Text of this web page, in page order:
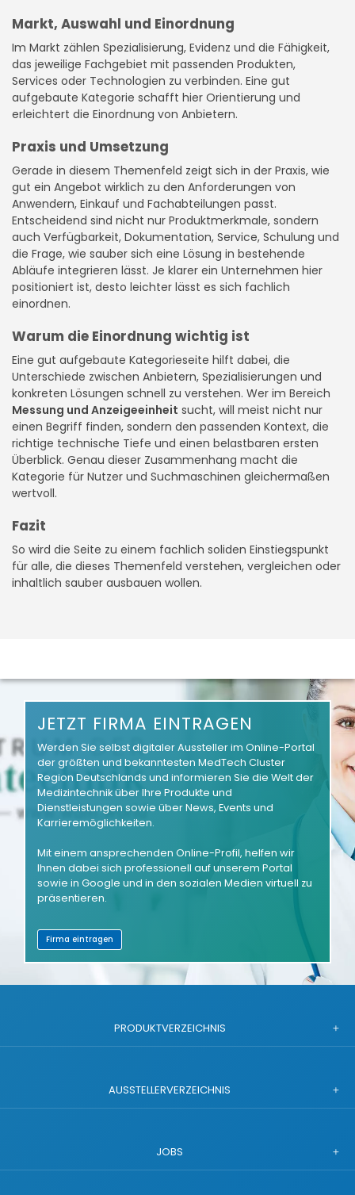
Markt, Auswahl und Einordnung
Im Markt zählen Spezialisierung, Evidenz und die Fähigkeit,
das jeweilige Fachgebiet mit passenden Produkten,
Services oder Technologien zu verbinden. Eine gut
aufgebaute Kategorie schafft hier Orientierung und
erleichtert die Einordnung von Anbietern.
Praxis und Umsetzung
Gerade in diesem Themenfeld zeigt sich in der Praxis, wie
gut ein Angebot wirklich zu den Anforderungen von
Anwendern, Einkauf und Fachabteilungen passt.
Entscheidend sind nicht nur Produktmerkmale, sondern
auch Verfügbarkeit, Dokumentation, Service, Schulung und
die Frage, wie sauber sich eine Lösung in bestehende
Abläufe integrieren lässt. Je klarer ein Unternehmen hier
positioniert ist, desto leichter lässt es sich fachlich
einordnen.
Warum die Einordnung wichtig ist
Eine gut aufgebaute Kategorieseite hilft dabei, die
Unterschiede zwischen Anbietern, Spezialisierungen und
konkreten Lösungen schnell zu verstehen. Wer im Bereich
Messung und Anzeigeeinheit sucht, will meist nicht nur
einen Begriff finden, sondern den passenden Kontext, die
richtige technische Tiefe und einen belastbaren ersten
Überblick. Genau dieser Zusammenhang macht die
Kategorie für Nutzer und Suchmaschinen gleichermaßen
wertvoll.
Fazit
So wird die Seite zu einem fachlich soliden Einstiegspunkt
für alle, die dieses Themenfeld verstehen, vergleichen oder
inhaltlich sauber ausbauen wollen.
JETZT FIRMA EINTRAGEN
Werden Sie selbst digitaler Aussteller im Online-Portal
der größten und bekanntesten MedTech Cluster
Region Deutschlands und informieren Sie die Welt der
Medizintechnik über Ihre Produkte und
Dienstleistungen sowie über News, Events und
Karrieremöglichkeiten.
Mit einem ansprechenden Online-Profil, helfen wir
Ihnen dabei sich professionell auf unserem Portal
sowie in Google und in den sozialen Medien virtuell zu
präsentieren.
Firma eintragen
PRODUKTVERZEICHNIS
AUSSTELLERVERZEICHNIS
JOBS